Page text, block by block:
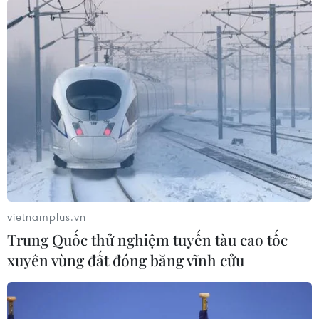
hoàn hảo cho SEA Games
02/12/2013 11:47
U23 Việt Nam chạy đà thuận lợi cho
SEA Games 27
25/11/2013 03:03
Clip Philippines “sốc” với kết
08/11/2013 08:29
U23 Philippines bỏ SEA Games, U23
Việt Nam hưởng lợi
vietnamplus.vn
Trung Quốc thử nghiệm tuyến tàu cao tốc
xuyên vùng đất đóng băng vĩnh cửu